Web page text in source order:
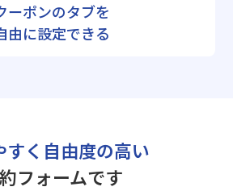
ーポンのタブを
由に設定できる
すく自由度の高い
フォームです